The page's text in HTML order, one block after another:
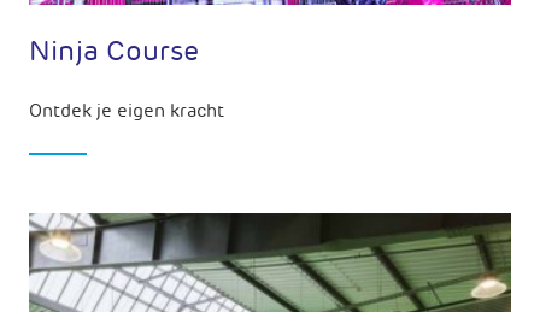
Ninja Course
Ontdek je eigen kracht